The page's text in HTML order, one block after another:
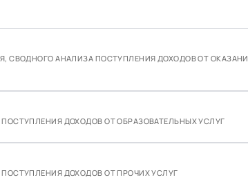
СВОДНОГО АНАЛИЗА ПОСТУПЛЕНИЯ ДОХОДОВ ОТ
ДОХОДОВ ОТ ОБРАЗОВАТЕЛЬНЫХ УСЛУГ
ДОХОДОВ ОТ ПРОЧИХ УСЛУГ